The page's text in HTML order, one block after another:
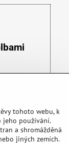
tohoto webu, k
jeho používání.
a shromážděná
jiných zemích.